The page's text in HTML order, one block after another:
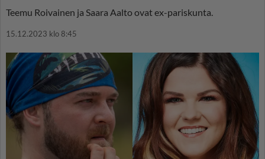
Teemu Roivainen ja Saara Aalto ovat ex-pariskunta.
15.12.2023 klo 8:45